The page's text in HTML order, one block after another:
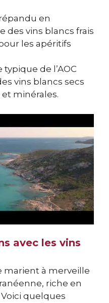
en
des vins blancs frais
les apéritifs
typique de l’AOC
vins blancs secs
minérales.
avec les vins
marient à merveille
riche en
quelques